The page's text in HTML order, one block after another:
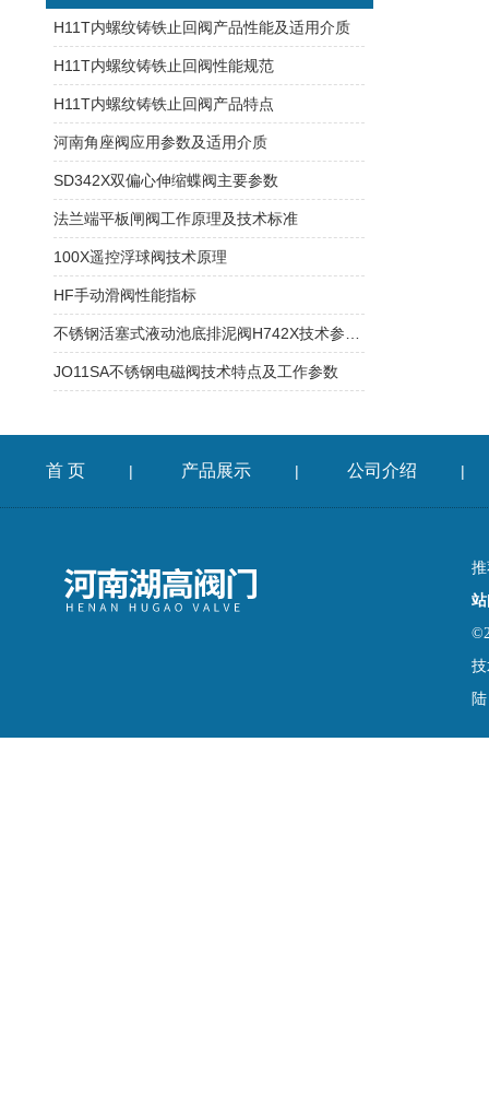
H11T内螺纹铸铁止回阀产品性能及适用介质
H11T内螺纹铸铁止回阀性能规范
H11T内螺纹铸铁止回阀产品特点
河南角座阀应用参数及适用介质
SD342X双偏心伸缩蝶阀主要参数
法兰端平板闸阀工作原理及技术标准
100X遥控浮球阀技术原理
HF手动滑阀性能指标
JO11SA不锈钢电磁阀技术特点及工作参数
首 页 | 产品展示 | 公司介绍 |
陆